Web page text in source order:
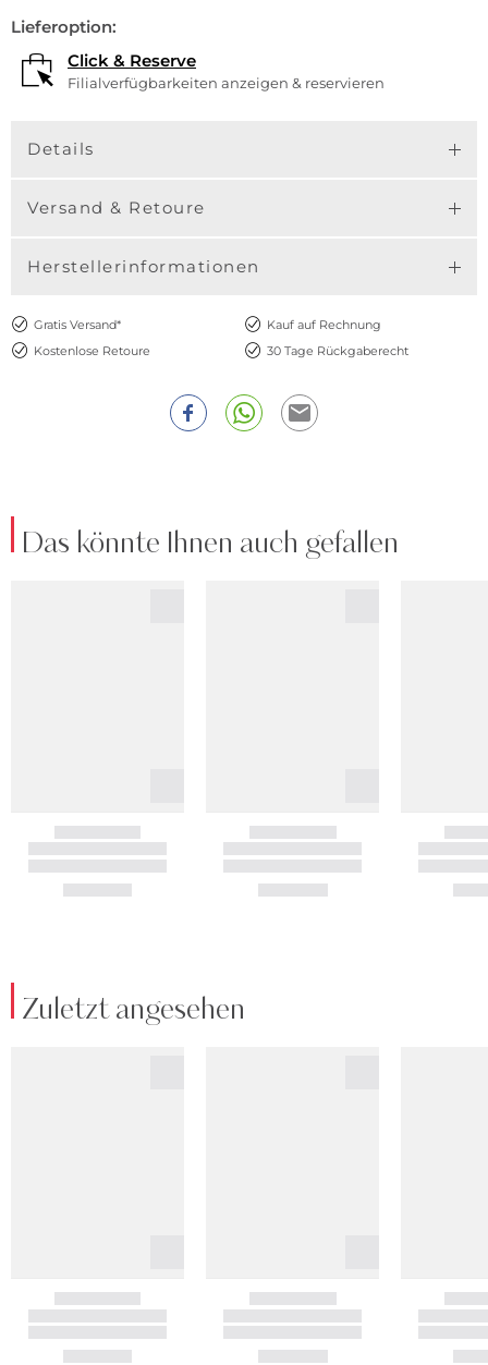
Lieferoption:
Click & Reserve
Filialverfügbarkeiten anzeigen & reservieren
Details
Versand & Retoure
Herstellerinformationen
Gratis Versand*
Kauf auf Rechnung
Kostenlose Retoure
30 Tage Rückgaberecht
Das könnte Ihnen auch gefallen
Zuletzt angesehen